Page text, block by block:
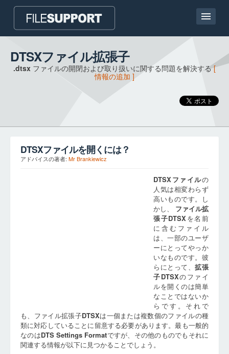
ホームページ
連絡
DTSXファイル拡張子
.dtsx ファイルの開閉および取り扱いに関する問題を解決する[
情報の追加 ]
DTSXファイルを開くには？
アドバイスの著者: Mr Brankiewicz
DTSXファイルの
人気は相変わらず
高いものです。し
かし、 ファイル拡
張子DTSXを名前
に含むファイル
は、一部のユーザ
ーにとってやっか
いなものです。彼
らにとって、拡張
子DTSXのファイ
ルを開くのは簡単
なことではないか
らです。それで
も、ファイル拡張子DTSXは一個または複数個のファイルの種
類に対応していることに留意する必要があります。最も一般的
なのはDTS Settings Formatですが、その他のものでもそれに
関連する情報が以下に見つかることでしょう。